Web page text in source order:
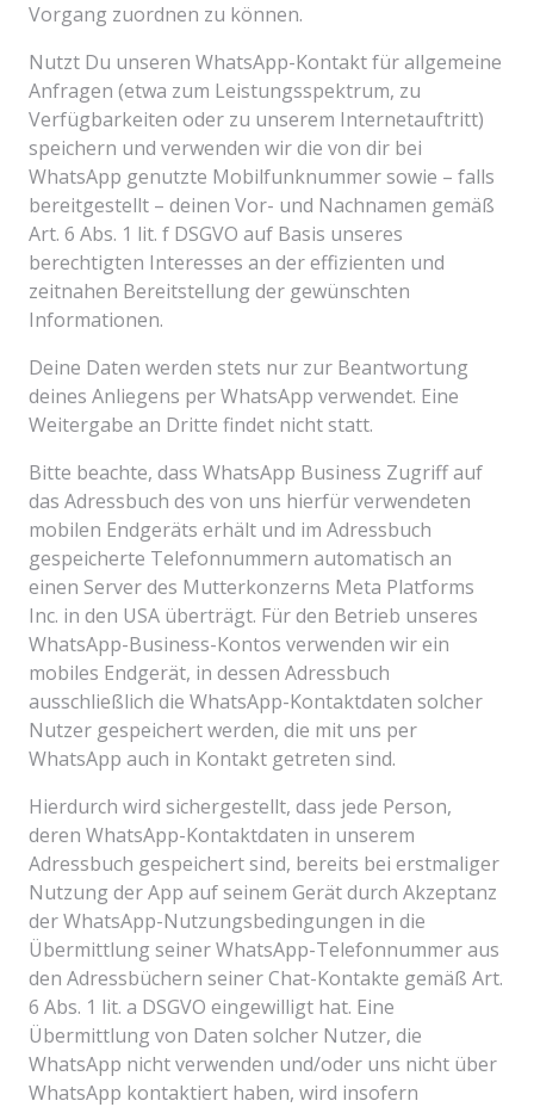
Vorgang zuordnen zu können.
Nutzt Du unseren WhatsApp-Kontakt für allgemeine
Anfragen (etwa zum Leistungsspektrum, zu
Verfügbarkeiten oder zu unserem Internetauftritt)
speichern und verwenden wir die von dir bei
WhatsApp genutzte Mobilfunknummer sowie – falls
bereitgestellt – deinen Vor- und Nachnamen gemäß
Art. 6 Abs. 1 lit. f DSGVO auf Basis unseres
berechtigten Interesses an der effizienten und
zeitnahen Bereitstellung der gewünschten
Informationen.
Deine Daten werden stets nur zur Beantwortung
deines Anliegens per WhatsApp verwendet. Eine
Weitergabe an Dritte findet nicht statt.
Bitte beachte, dass WhatsApp Business Zugriff auf
das Adressbuch des von uns hierfür verwendeten
mobilen Endgeräts erhält und im Adressbuch
gespeicherte Telefonnummern automatisch an
einen Server des Mutterkonzerns Meta Platforms
Inc. in den USA überträgt. Für den Betrieb unseres
WhatsApp-Business-Kontos verwenden wir ein
mobiles Endgerät, in dessen Adressbuch
ausschließlich die WhatsApp-Kontaktdaten solcher
Nutzer gespeichert werden, die mit uns per
WhatsApp auch in Kontakt getreten sind.
Hierdurch wird sichergestellt, dass jede Person,
deren WhatsApp-Kontaktdaten in unserem
Adressbuch gespeichert sind, bereits bei erstmaliger
Nutzung der App auf seinem Gerät durch Akzeptanz
der WhatsApp-Nutzungsbedingungen in die
Übermittlung seiner WhatsApp-Telefonnummer aus
den Adressbüchern seiner Chat-Kontakte gemäß Art.
6 Abs. 1 lit. a DSGVO eingewilligt hat. Eine
Übermittlung von Daten solcher Nutzer, die
WhatsApp nicht verwenden und/oder uns nicht über
WhatsApp kontaktiert haben, wird insofern